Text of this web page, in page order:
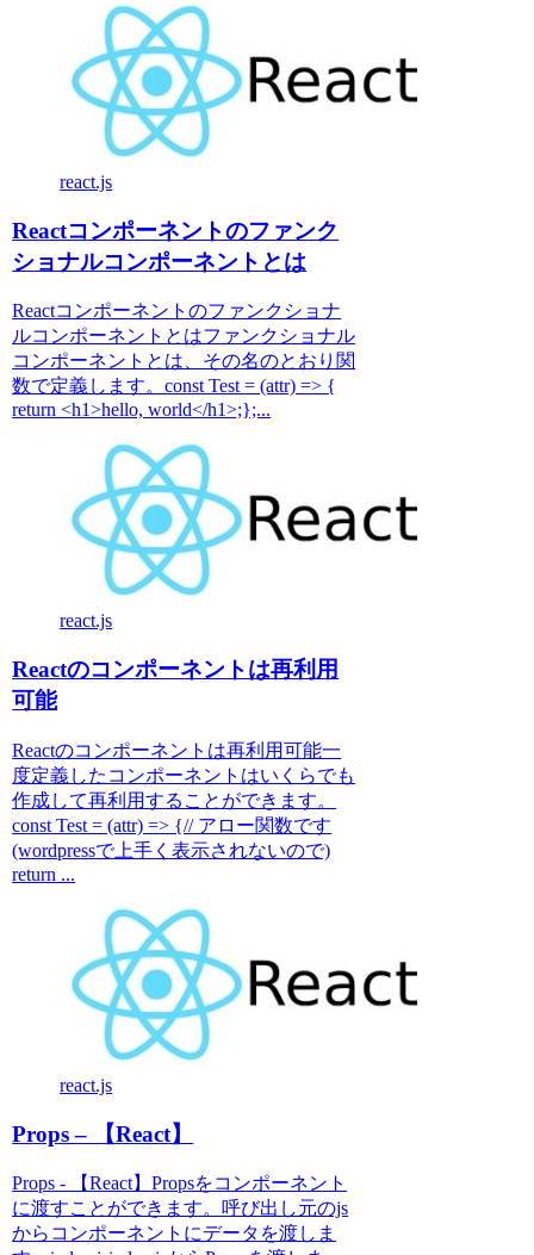
react.js
Reactコンポーネントのファンク
ショナルコンポーネントとは
Reactコンポーネントのファンクショナ
ルコンポーネントとはファンクショナル
コンポーネントとは、その名のとおり関
数で定義します。const Test = (attr) => {
return <h1>hello, world</h1>;};...
react.js
Reactのコンポーネントは再利用
可能
Reactのコンポーネントは再利用可能一
度定義したコンポーネントはいくらでも
作成して再利用することができます。
const Test = (attr) => {// アロー関数です
(wordpressで上手く表示されないので)
return ...
react.js
Props – 【React】
Props - 【React】Propsをコンポーネント
に渡すことができます。呼び出し元のjs
からコンポーネントにデータを渡しま